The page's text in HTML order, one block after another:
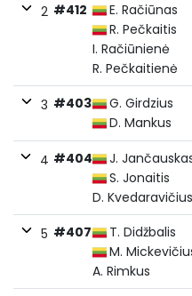
2 #412
E. Račiūnas
R. Pečkaitis
I. Račiūnienė
R. Pečkaitienė
3 #403
G. Girdzius
D. Mankus
4 #404
J.
S. Jonaitis
D. Kvedaravičius
5 #407
T. Didžbalis
M.
A. Rimkus